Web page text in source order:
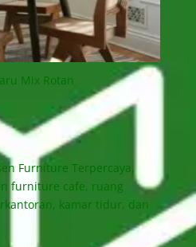
Mix Rotan
Furniture Terpercaya,
furniture cafe, ruang
kamar tidur, dan